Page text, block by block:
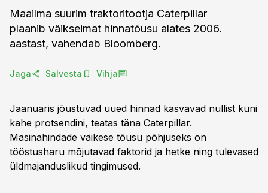
Maailma suurim traktoritootja Caterpillar
plaanib väikseimat hinnatõusu alates 2006.
aastast, vahendab Bloomberg.
Jaga Salvesta Vihja
Jaanuaris jõustuvad uued hinnad kasvavad nullist kuni
kahe protsendini, teatas täna Caterpillar.
Masinahindade väikese tõusu põhjuseks on
tööstusharu mõjutavad faktorid ja hetke ning tulevased
üldmajanduslikud tingimused.